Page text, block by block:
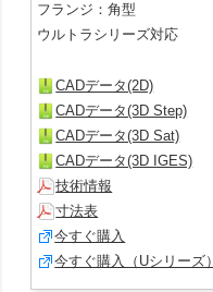
フランジ：角型
ウルトラシリーズ対応
CADデータ(2D)
CADデータ(3D Step)
CADデータ(3D Sat)
CADデータ(3D IGES)
技術情報
寸法表
今すぐ購入
今すぐ購入（Uシリーズ）